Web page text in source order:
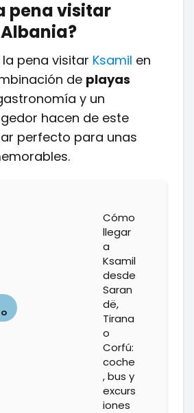
pena visitar
pena visitar Ksamil en
de playas
y un
hacen de este
perfecto para unas
Cómo
llegar
a
Ksamil
desde
Saran
dë,
Tirana
o
Corfú:
coche
, bus y
excurs
iones